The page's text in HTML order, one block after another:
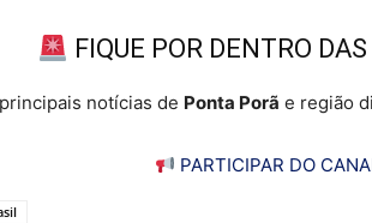
FIQUE POR DENTRO
notícias de Ponta Porã e região
PARTICIPAR DO